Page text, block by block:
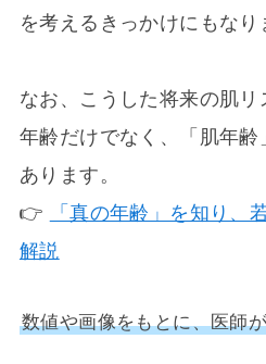
を考えるきっかけにもなり
なお、こうした将来の肌
年齢だけでなく、「肌年齢
あります。
👉
「真の年齢」を知り、
解説
数値や画像をもとに、医師